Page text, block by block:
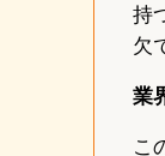
持
欠
業
こ